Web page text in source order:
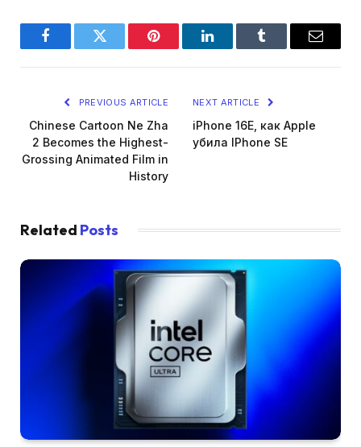
FacebookTwitter Pinterest LinkedInTumblr Email
PREVIOUS ARTICLE
Chinese Cartoon Ne Zha
2 Becomes the Highest-
Grossing Animated Film in
History
NEXT ARTICLE
iPhone 16E, как Apple
убила IPhone SE
Related Posts